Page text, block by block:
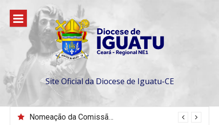
para
conteúdo
Site Oficial da Diocese de Iguatu-CE
VEM AÍ, CONGRESSO JOVEM 2026 EM SENADOR POMPEU